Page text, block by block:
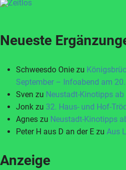
Neueste
Schweesdo Onie zu
September – Infoabend am
Sven zu Neustadt-Kinotipps
Jonk zu 32. Haus- und Hof-
Agnes zu Neustadt-Kinotipps
Peter H aus D an der E zu Aus
Anzeige